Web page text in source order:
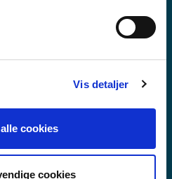
Vis detaljer
cookies
cookies
SKOLE